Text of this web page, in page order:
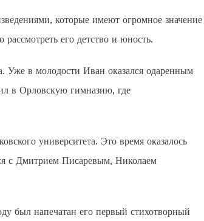
которые имеют огромное значение
его детство и юность.
Уже в молодости Иван оказался одаренным
в Орловскую гимназию, где
университета. Это время оказалось
с Дмитрием Писаревым, Николаем
был напечатан его первый стихотворный